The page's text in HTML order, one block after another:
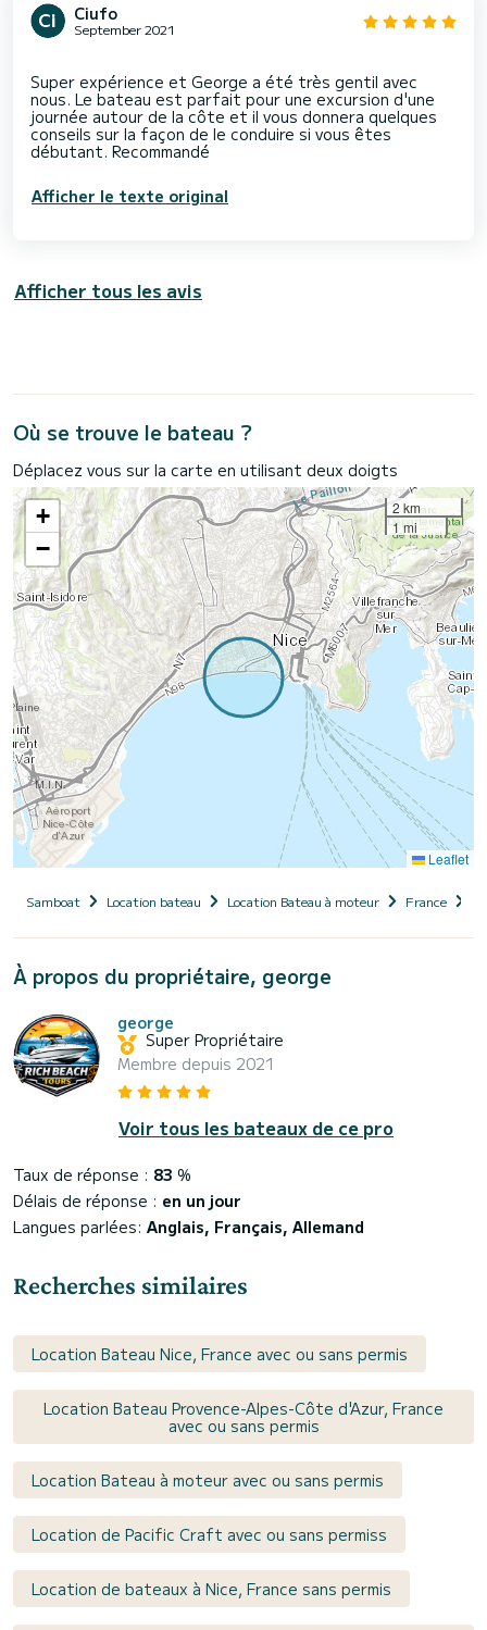
Ciufo
September 2021
Super expérience et George a été très gentil avec
nous. Le bateau est parfait pour une excursion d'une
journée autour de la côte et il vous donnera quelques
conseils sur la façon de le conduire si vous êtes
Afficher le texte original
Afficher tous les avis
Où se trouve le bateau ?
Déplacez vous sur la carte en utilisant deux doigts
+
−
2 km
1 mi
Leaflet
Samboat Location bateau Location Bateau à moteur France
À propos du propriétaire, george
george
Super Propriétaire
Membre depuis 2021
Voir tous les bateaux de ce pro
Taux de réponse : 83 %
Délais de réponse : en un jour
Langues parlées: Anglais, Français, Allemand
Recherches similaires
Location Bateau Nice, France avec ou sans permis
Location Bateau Provence-Alpes-Côte d'Azur, France
avec ou sans permis
Location Bateau à moteur avec ou sans permis
Location de Pacific Craft avec ou sans permiss
Location de bateaux à Nice, France sans permis